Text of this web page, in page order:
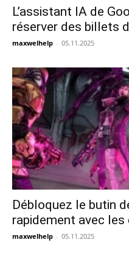
L’assistant IA de
réserver des billets
maxwelhelp - 05.11.2025
Débloquez le butin
rapidement avec les
maxwelhelp - 05.11.2025